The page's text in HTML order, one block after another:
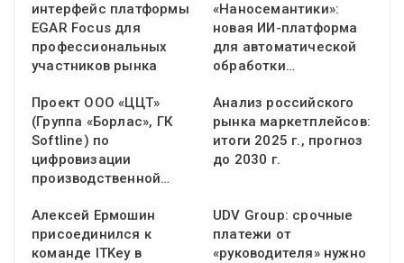
интерфейс платформы
EGAR Focus для
профессиональных
участников рынка
«Наносемантики»:
новая ИИ-платформа
для автоматической
обработки…
Проект ООО «ЦЦТ»
(Группа «Борлас», ГК
Softline) по
цифровизации
производственной…
Анализ российского
рынка маркетплейсов:
итоги 2025 г., прогноз
до 2030 г.
Алексей Ермошин
присоединился к
команде ITKey в
UDV Group: срочные
платежи от
«руководителя» нужно